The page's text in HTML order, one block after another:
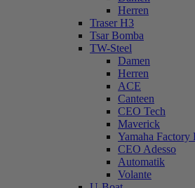
Herren
Traser H3
Tsar Bomba
TW-Steel
Damen
Herren
ACE
Canteen
CEO Tech
Maverick
Yamaha Factory
CEO Adesso
Automatik
Volante